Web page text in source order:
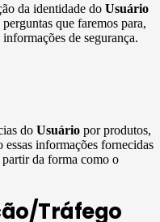
da identidade do Usuário
que faremos para,
de segurança.
do Usuário por produtos,
essas informações fornecidas
da forma como o
Tráfego